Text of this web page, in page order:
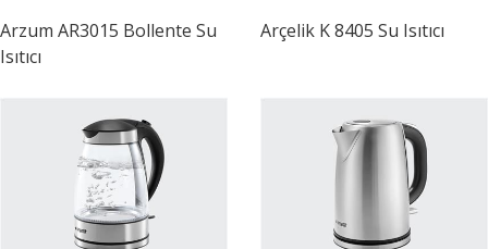
Arzum AR3015 Bollente Su
Isıtıcı
Arçelik K 8405 Su Isıtıcı